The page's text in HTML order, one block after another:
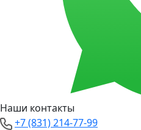
Наши контакты
+7 (831) 214-77-99